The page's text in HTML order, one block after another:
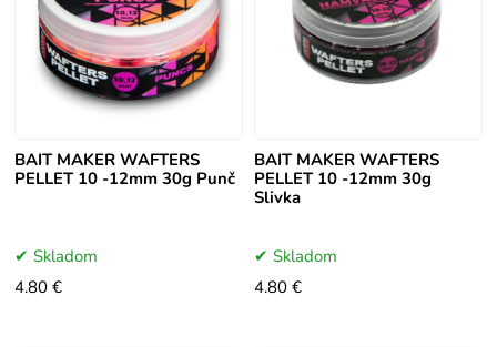
BAIT MAKER WAFTERS
PELLET 10 -12mm 30g Punč
Skladom
4.80 €
BAIT MAKER WAFTERS
PELLET 10 -12mm 30g
Slivka
Skladom
4.80 €